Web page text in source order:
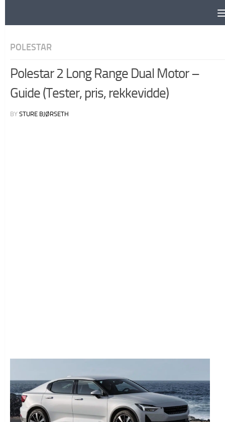
POLESTAR
Polestar 2 Long Range Dual Motor –
Guide (Tester, pris, rekkevidde)
BY STURE BJØRSETH